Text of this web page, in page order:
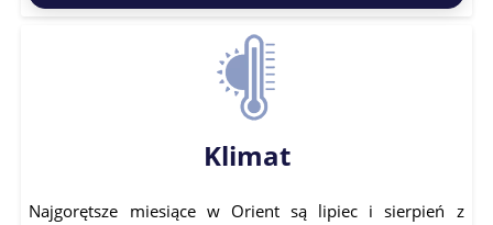
Klimat
Najgorętsze miesiące w Orient są lipiec i sierpień z